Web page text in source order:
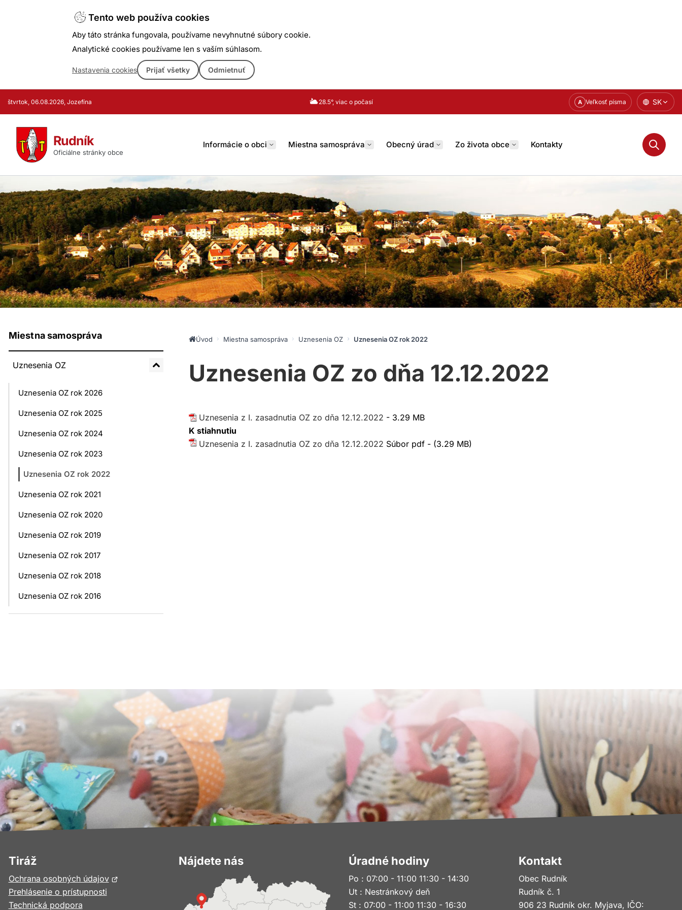
Tento web používa cookies
Aby táto stránka fungovala, používame nevyhnutné súbory cookie.
Analytické cookies používame len s vaším súhlasom.
Nastavenia cookies Prijať všetky Odmietnuť
štvrtok, 06.08.2026, Jozefína 28.5°, viac o počasí A Veľkosť písma SK
Rudník
Oficiálne stránky obce
Informácie o obci Miestna samospráva Obecný úrad Zo života obce Kontakty
Miestna samospráva
Uznesenia OZ
Uznesenia OZ rok 2026
Uznesenia OZ rok 2025
Uznesenia OZ rok 2024
Uznesenia OZ rok 2023
Uznesenia OZ rok 2022
Uznesenia OZ rok 2021
Uznesenia OZ rok 2020
Uznesenia OZ rok 2019
Uznesenia OZ rok 2017
Uznesenia OZ rok 2018
Uznesenia OZ rok 2016
Úvod Miestna samospráva Uznesenia OZ Uznesenia OZ rok 2022
Uznesenia OZ zo dňa 12.12.2022
Uznesenia z I. zasadnutia OZ zo dňa 12.12.2022 - 3.29 MB
K stiahnutiu
Uznesenia z I. zasadnutia OZ zo dňa 12.12.2022 Súbor pdf - (3.29 MB)
Tiráž
Ochrana osobných údajovOtvorí
Prehlásenie o prístupnosti
Technická podpora
Nájdete nás Úradné hodiny
Po : 07:00 - 11:00 11:30 - 14:30
Ut : Nestránkový deň
St : 07:00 - 11:00 11:30 - 16:30
Kontakt
Obec Rudník
Rudník č. 1
906 23 Rudník okr. Myjava, IČO: